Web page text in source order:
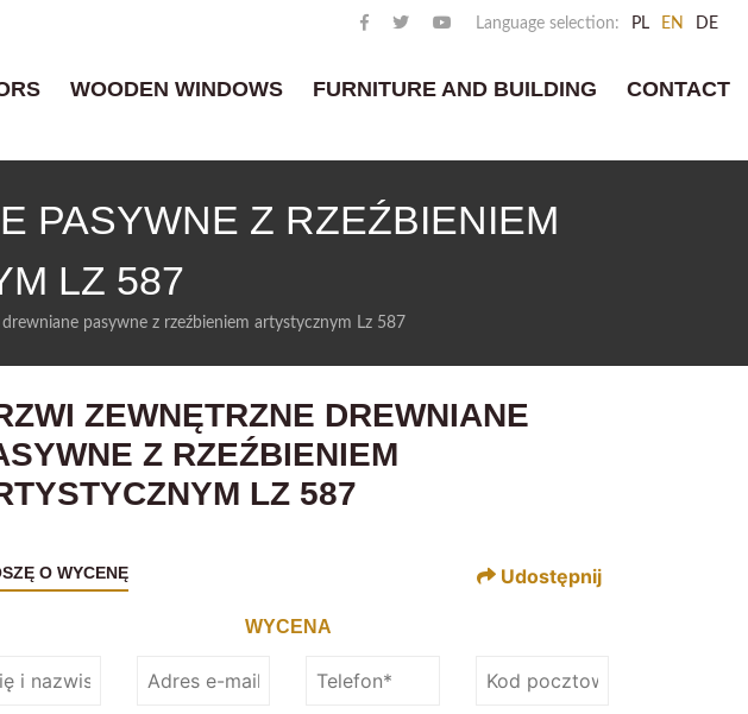
Language selection: PL EN DE
WOODEN WINDOWS FURNITURE AND BUILDING CONTACT
PASYWNE Z RZEŹBIENIEM
LZ 587
pasywne z rzeźbieniem artystycznym Lz 587
ZEWNĘTRZNE DREWNIANE
Z RZEŹBIENIEM
LZ 587
O WYCENĘ Udostępnij
WYCENA